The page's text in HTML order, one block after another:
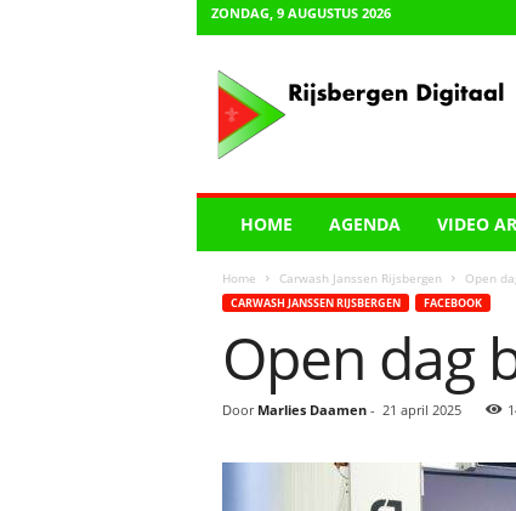
ZONDAG, 9 AUGUSTUS 2026
HOME AGENDA VIDEO
Home Carwash Janssen Rijsbergen Open
CARWASH JANSSEN RIJSBERGEN FACEBOOK
Open dag
Door Marlies Daamen- 21 april 2025